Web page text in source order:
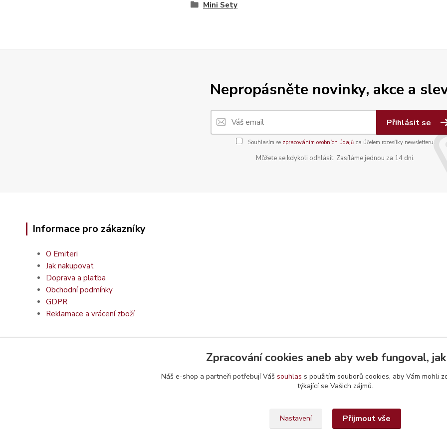
Mini Sety
Nepropásněte novinky, akce a
Přihlásit se
Souhlasím se zpracováním osobních údajůza účelem rozesílky newsletteru.
Můžete se kdykoli odhlásit. Zasíláme jednou za 14 dní.
Informace pro zákazníky
O Emiteri
Jak nakupovat
Doprava a platba
Obchodní podmínky
GDPR
Reklamace a vrácení zboží
Zpracování cookies aneb aby web fungoval,
Náš e-shop a partneři potřebují Váš souhlas s použitím souborů cookies, aby Vám mohli
týkající se Vašich zájmů.
Nastavení Přijmout vše